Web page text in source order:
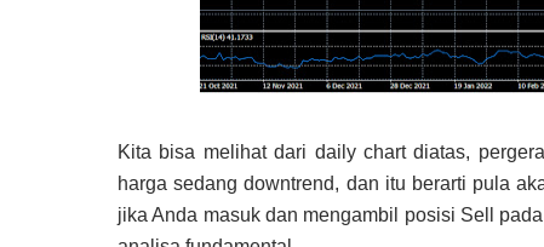
Kita bisa melihat dari daily chart diatas,
harga sedang downtrend, dan itu berarti pula
jika Anda masuk dan mengambil posisi Sell